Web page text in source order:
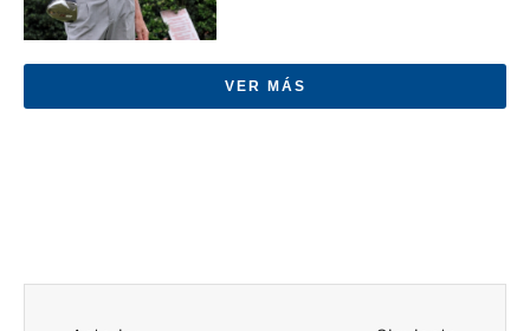
VER MÁS